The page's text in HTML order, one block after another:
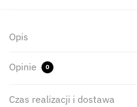
Opis
Opinie 0
Czas realizacji i dostawa